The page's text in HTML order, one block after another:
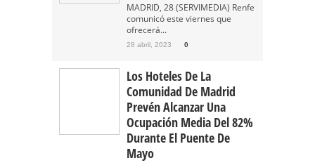
MADRID, 28 (SERVIMEDIA) Renfe
comunicó este viernes que
ofrecerá...
28 abril, 2023 0
Los Hoteles De La
Comunidad De Madrid
Prevén Alcanzar Una
Ocupación Media Del 82%
Durante El Puente De
Mayo